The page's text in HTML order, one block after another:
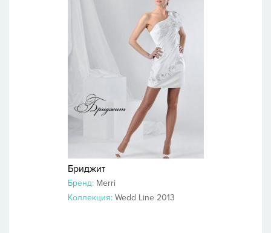
Бриджит
Бренд: Merri
Коллекция: Wedd Line 2013